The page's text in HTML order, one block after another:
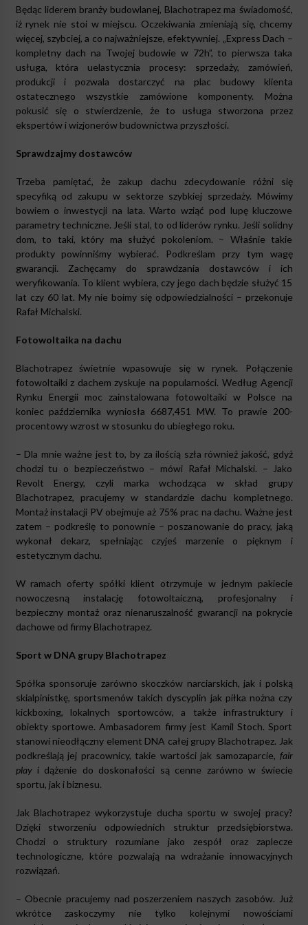
Będąc liderem branży budowlanej, Blachotrapez ma świadomość,
iż rynek nie stoi w miejscu. Oczekiwania zmieniają się, chcemy
więcej, szybciej, a co najważniejsze, efektywniej. „Express Dach –
kompletny dach na Twojej budowie w 72h”, to pierwsza taka
usługa, która uelastycznia procesy: sprzedaży, zamówień,
produkcji i pozwala dostarczyć na plac budowy klienta
ostatecznego wszystkie zamówione komponenty. Można
pokusić się o stwierdzenie, że to usługa stworzona przez
ekspertów i wizjonerów budownictwa przyszłości.
Sprawdzajmy dostawców
Trzeba pamiętać, że zakup dachu zdecydowanie różni się
specyfiką od zakupu w sektorze szybkiej sprzedaży. Mówimy
bowiem o inwestycji na lata. Warto wziąć pod lupę kluczowe
parametry techniczne. Jeśli stal, to od liderów rynku. Jeśli solidny
dom, to taki, który ma służyć pokoleniom. – Właśnie takie
produkty powinniśmy wybierać. Podkreślam przy tym wagę
gwarancji. Zachęcamy do sprawdzania dostawców i ich
weryfikowania. To klient wybiera, czy jego dach będzie służyć 15
lat czy 60 lat. My nie boimy się odpowiedzialności – przekonuje
Rafał Michalski.
Fotowoltaika na dachu
Blachotrapez świetnie wpasowuje się w rynek. Połączenie
fotowoltaiki z dachem zyskuje na popularności. Według Agencji
Rynku Energii moc zainstalowana fotowoltaiki w Polsce na
koniec października wyniosła 6687,451 MW. To prawie 200-
procentowy wzrost w stosunku do ubiegłego roku.
– Dla mnie ważne jest to, by za ilością szła również jakość, gdyż
chodzi tu o bezpieczeństwo – mówi Rafał Michalski. – Jako
Revolt Energy, czyli marka wchodząca w skład grupy
Blachotrapez, pracujemy w standardzie dachu kompletnego.
Montaż instalacji PV obejmuje aż 75% prac na dachu. Ważne jest
zatem – podkreślę to ponownie – poszanowanie do pracy, jaką
wykonał dekarz, spełniając czyjeś marzenie o pięknym i
estetycznym dachu.
W ramach oferty spółki klient otrzymuje w jednym pakiecie
nowoczesną instalację fotowoltaiczną, profesjonalny i
bezpieczny montaż oraz nienaruszalność gwarancji na pokrycie
dachowe od firmy Blachotrapez.
Sport w DNA grupy Blachotrapez
Spółka sponsoruje zarówno skoczków narciarskich, jak i polską
skialpinistkę, sportsmenów takich dyscyplin jak piłka nożna czy
kickboxing, lokalnych sportowców, a także infrastruktury i
obiekty sportowe. Ambasadorem firmy jest Kamil Stoch. Sport
stanowi nieodłączny element DNA całej grupy Blachotrapez. Jak
podkreślają jej pracownicy, takie wartości jak samozaparcie, fair
play i dążenie do doskonałości są cenne zarówno w świecie
sportu, jak i biznesu.
Jak Blachotrapez wykorzystuje ducha sportu w swojej pracy?
Dzięki stworzeniu odpowiednich struktur przedsiębiorstwa.
Chodzi o struktury rozumiane jako zespół oraz zaplecze
technologiczne, które pozwalają na wdrażanie innowacyjnych
rozwiązań.
– Obecnie pracujemy nad poszerzeniem naszych zasobów. Już
wkrótce zaskoczymy nie tylko kolejnymi nowościami